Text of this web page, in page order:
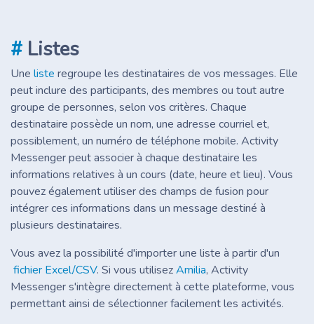
# Listes
Une liste regroupe les destinataires de vos messages. Elle
peut inclure des participants, des membres ou tout autre
groupe de personnes, selon vos critères. Chaque
destinataire possède un nom, une adresse courriel et,
possiblement, un numéro de téléphone mobile. Activity
Messenger peut associer à chaque destinataire les
informations relatives à un cours (date, heure et lieu). Vous
pouvez également utiliser des champs de fusion pour
intégrer ces informations dans un message destiné à
plusieurs destinataires.
Vous avez la possibilité d'importer une liste à partir d'un
fichier Excel/CSV. Si vous utilisezAmilia, Activity
Messenger s'intègre directement à cette plateforme, vous
permettant ainsi de sélectionner facilement les activités.